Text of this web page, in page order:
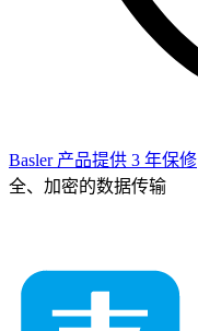
Basler 产品提供 3 年保修
全、加密的数据传输